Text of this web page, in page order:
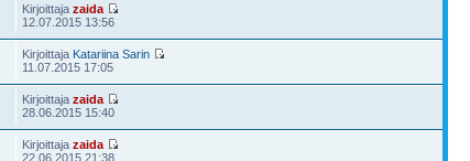
Kirjoittajazaida
12.07.2015 13:56
Kirjoittaja Katariina Sarin
11.07.2015 17:05
Kirjoittajazaida
28.06.2015 15:40
Kirjoittajazaida
22.06.2015 21:38